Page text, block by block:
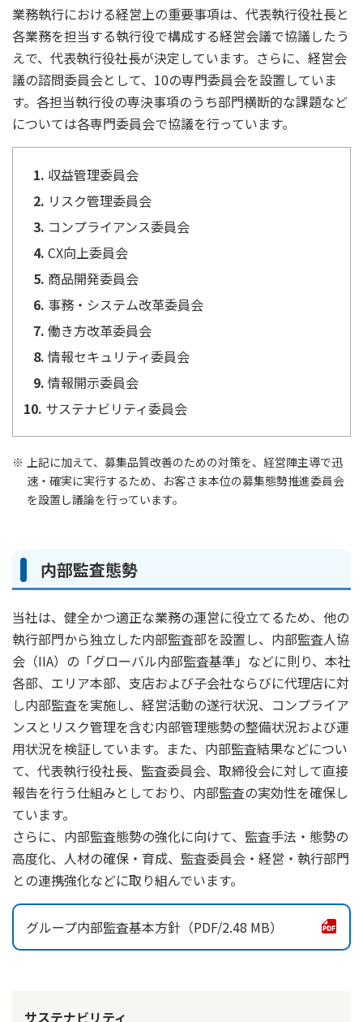
各種サービス・お知らせ
かんぽプラチナライフサービス
保険用語集
お問い合わせ
ご契約手続きの流れ
保険料のお払込方法
保険用語集
お問い合わせ
かんぽアプリ～かんぽの健康と安心を手のひらに～
すこやか健康ラボ
ラジオ体操・みんなの体操
ラジオ体操ポータルサイト
かんぽブランド
かんぽ生命のサステナビリティ
お客さまの声／お客さまサービス向上の取組み
かんぽジャンクション
業務執行における経営上の重要事項は、代表執行役社長と
各業務を担当する執行役で構成する経営会議で協議したう
えで、代表執行役社長が決定しています。さらに、経営会
議の諮問委員会として、10の専門委員会を設置していま
す。各担当執行役の専決事項のうち部門横断的な課題など
については各専門委員会で協議を行っています。
収益管理委員会
リスク管理委員会
コンプライアンス委員会
CX向上委員会
商品開発委員会
事務・システム改革委員会
働き方改革委員会
情報セキュリティ委員会
情報開示委員会
サステナビリティ委員会
上記に加えて、募集品質改善のための対策を、経営陣主導で迅
速・確実に実行するため、お客さま本位の募集態勢推進委員会
を設置し議論を行っています。
内部監査態勢
当社は、健全かつ適正な業務の運営に役立てるため、他の
執行部門から独立した内部監査部を設置し、内部監査人協
会（IIA）の「グローバル内部監査基準」などに則り、本社
各部、エリア本部、支店および子会社ならびに代理店に対
し内部監査を実施し、経営活動の遂行状況、コンプライア
ンスとリスク管理を含む内部管理態勢の整備状況および運
用状況を検証しています。また、内部監査結果などについ
て、代表執行役社長、監査委員会、取締役会に対して直接
報告を行う仕組みとしており、内部監査の実効性を確保し
ています。
さらに、内部監査態勢の強化に向けて、監査手法・態勢の
高度化、人材の確保・育成、監査委員会・経営・執行部門
との連携強化などに取り組んでいます。
グループ内部監査基本方針 2.48 MB
サステナビリティ